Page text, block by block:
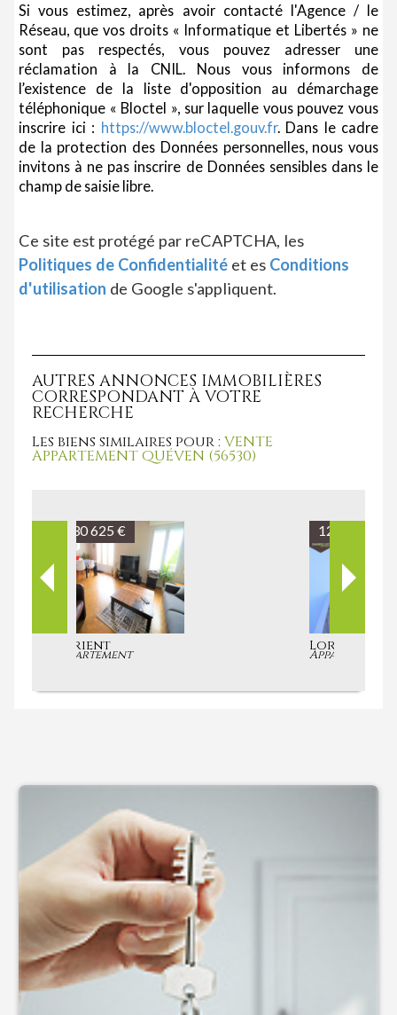
Si vous estimez, après avoir contacté l'Agence / le
Réseau, que vos droits « Informatique et Libertés » ne
sont pas respectés, vous pouvez adresser une
réclamation à la CNIL. Nous vous informons de
l’existence de la liste d'opposition au démarchage
téléphonique « Bloctel », sur laquelle vous pouvez vous
inscrire ici : https://www.bloctel.gouv.fr. Dans le cadre
de la protection des Données personnelles, nous vous
invitons à ne pas inscrire de Données sensibles dans le
champ de saisie libre.
Ce site est protégé par reCAPTCHA, les
Politiques de Confidentialité et es Conditions
d'utilisation de Google s'appliquent.
AUTRES ANNONCES IMMOBILIÈRES
CORRESPONDANT À VOTRE
RECHERCHE
Les biens similaires pour : VENTE
APPARTEMENT QUÉVEN (56530)
120 175 €